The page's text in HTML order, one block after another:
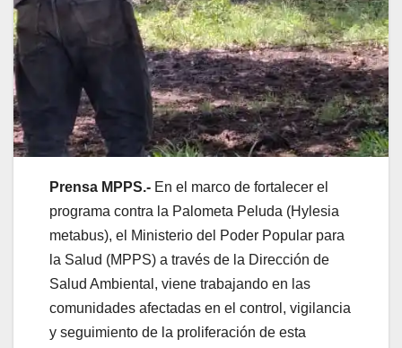
Prensa MPPS.- En el marco de fortalecer el
programa contra la Palometa Peluda (Hylesia
metabus), el Ministerio del Poder Popular para
la Salud (MPPS) a través de la Dirección de
Salud Ambiental, viene trabajando en las
comunidades afectadas en el control, vigilancia
y seguimiento de la proliferación de esta